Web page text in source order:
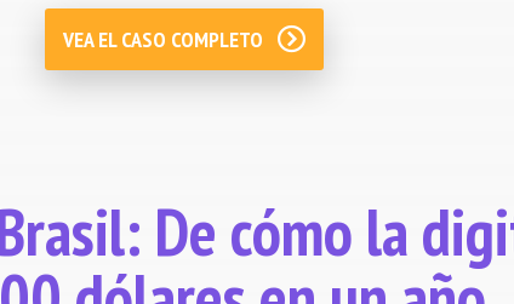
VEA EL CASO COMPLETO
De cómo la